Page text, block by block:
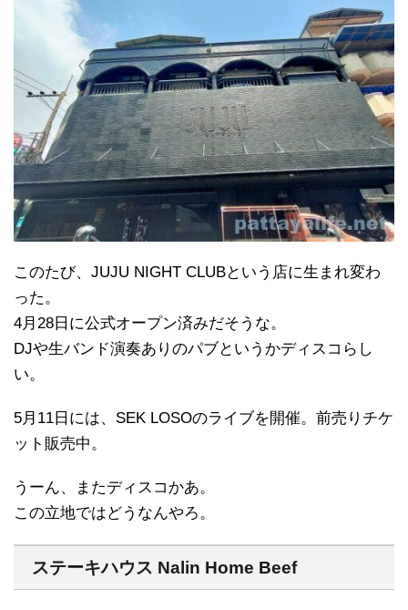
このたび、JUJU NIGHT CLUBという店に生まれ変わ
った。
4月28日に公式オープン済みだそうな。
DJや生バンド演奏ありのパブというかディスコらし
い。
5月11日には、SEK LOSOのライブを開催。前売りチケ
ット販売中。
うーん、またディスコかあ。
この立地ではどうなんやろ。
ステーキハウス Nalin Home Beef